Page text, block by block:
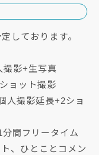
しております。
撮影+生写真
ョット撮影
人撮影延長+2ショ
分間フリータイム
、ひとことコメン